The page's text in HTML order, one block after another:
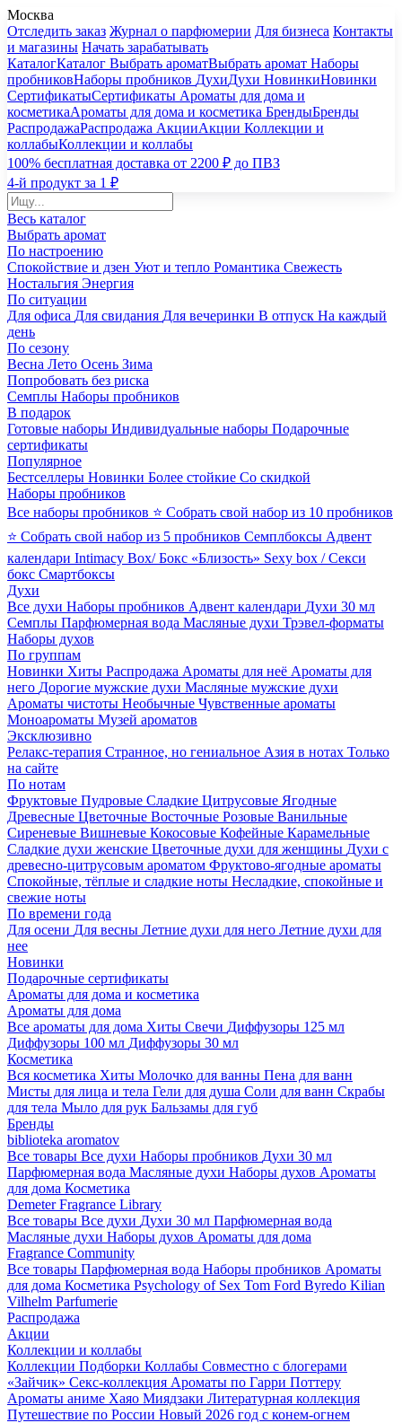
Москва
Отследить заказ Журнал о парфюмерии Для бизнеса Контакты
и магазины Начать зарабатывать
КаталогКаталог Выбрать ароматВыбрать аромат Наборы
пробниковНаборы пробников ДухиДухи НовинкиНовинки
СертификатыСертификаты Ароматы для дома и
косметикаАроматы для дома и косметика БрендыБренды
РаспродажаРаспродажа АкцииАкции Коллекции и
коллабыКоллекции и коллабы
100% бесплатная доставка от 2200 ₽ до ПВЗ
4-й продукт за 1 ₽
Весь каталог
Выбрать аромат
По настроению
Спокойствие и дзен Уют и тепло Романтика Свежесть
Ностальгия Энергия
По ситуации
Для офиса Для свидания Для вечеринки В отпуск На каждый
день
По сезону
Весна Лето Осень Зима
Попробовать без риска
Семплы Наборы пробников
В подарок
Готовые наборы Индивидуальные наборы Подарочные
сертификаты
Популярное
Бестселлеры Новинки Более стойкие Со скидкой
Наборы пробников
Все наборы пробников ⭐ Собрать свой набор из 10 пробников
⭐ Собрать свой набор из 5 пробников Семплбоксы Адвент
календари Intimacy Box/ Бокс «Близость» Sexy box / Секси
бокс Смартбоксы
Духи
Все духи Наборы пробников Адвент календари Духи 30 мл
Семплы Парфюмерная вода Масляные духи Трэвел-форматы
Наборы духов
По группам
Новинки Хиты Распродажа Ароматы для неё Ароматы для
него Дорогие мужские духи Масляные мужские духи
Ароматы чистоты Необычные Чувственные ароматы
Моноароматы Музей ароматов
Эксклюзивно
Релакс-терапия Странное, но гениальное Азия в нотах Только
на сайте
По нотам
Фруктовые Пудровые Сладкие Цитрусовые Ягодные
Древесные Цветочные Восточные Розовые Ванильные
Сиреневые Вишневые Кокосовые Кофейные Карамельные
Сладкие духи женские Цветочные духи для женщины Духи с
древесно-цитрусовым ароматом Фруктово-ягодные ароматы
Спокойные, тёплые и сладкие ноты Несладкие, спокойные и
свежие ноты
По времени года
Для осени Для весны Летние духи для него Летние духи для
нее
Новинки
Подарочные сертификаты
Ароматы для дома и косметика
Ароматы для дома
Все ароматы для дома Хиты Свечи Диффузоры 125 мл
Диффузоры 100 мл Диффузоры 30 мл
Косметика
Вся косметика Хиты Молочко для ванны Пена для ванн
Мисты для лица и тела Гели для душа Соли для ванн Скрабы
для тела Мыло для рук Бальзамы для губ
Бренды
biblioteka aromatov
Все товары Все духи Наборы пробников Духи 30 мл
Парфюмерная вода Масляные духи Наборы духов Ароматы
для дома Косметика
Demeter Fragrance Library
Все товары Все духи Духи 30 мл Парфюмерная вода
Масляные духи Наборы духов Ароматы для дома
Fragrance Community
Все товары Парфюмерная вода Наборы пробников Ароматы
для дома Косметика Psychology of Sex Tom Ford Byredo Kilian
Vilhelm Parfumerie
Распродажа
Акции
Коллекции и коллабы
Коллекции Подборки Коллабы Совместно с блогерами
«Зайчик» Секс-коллекция Ароматы по Гарри Поттеру
Ароматы аниме Хаяо Миядзаки Литературная коллекция
Путешествие по России Новый 2026 год с конем-огнем